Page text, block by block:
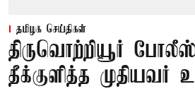
தமிழக செய்திகள்
திருவொற்றியூர்
தீக்குளித்த முதியவர்